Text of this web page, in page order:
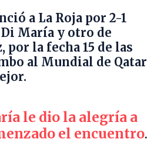
a La Roja por 2-1
María y otro de
la fecha 15 de las
al Mundial de Qatar
le dio la alegría a
el encuentro.